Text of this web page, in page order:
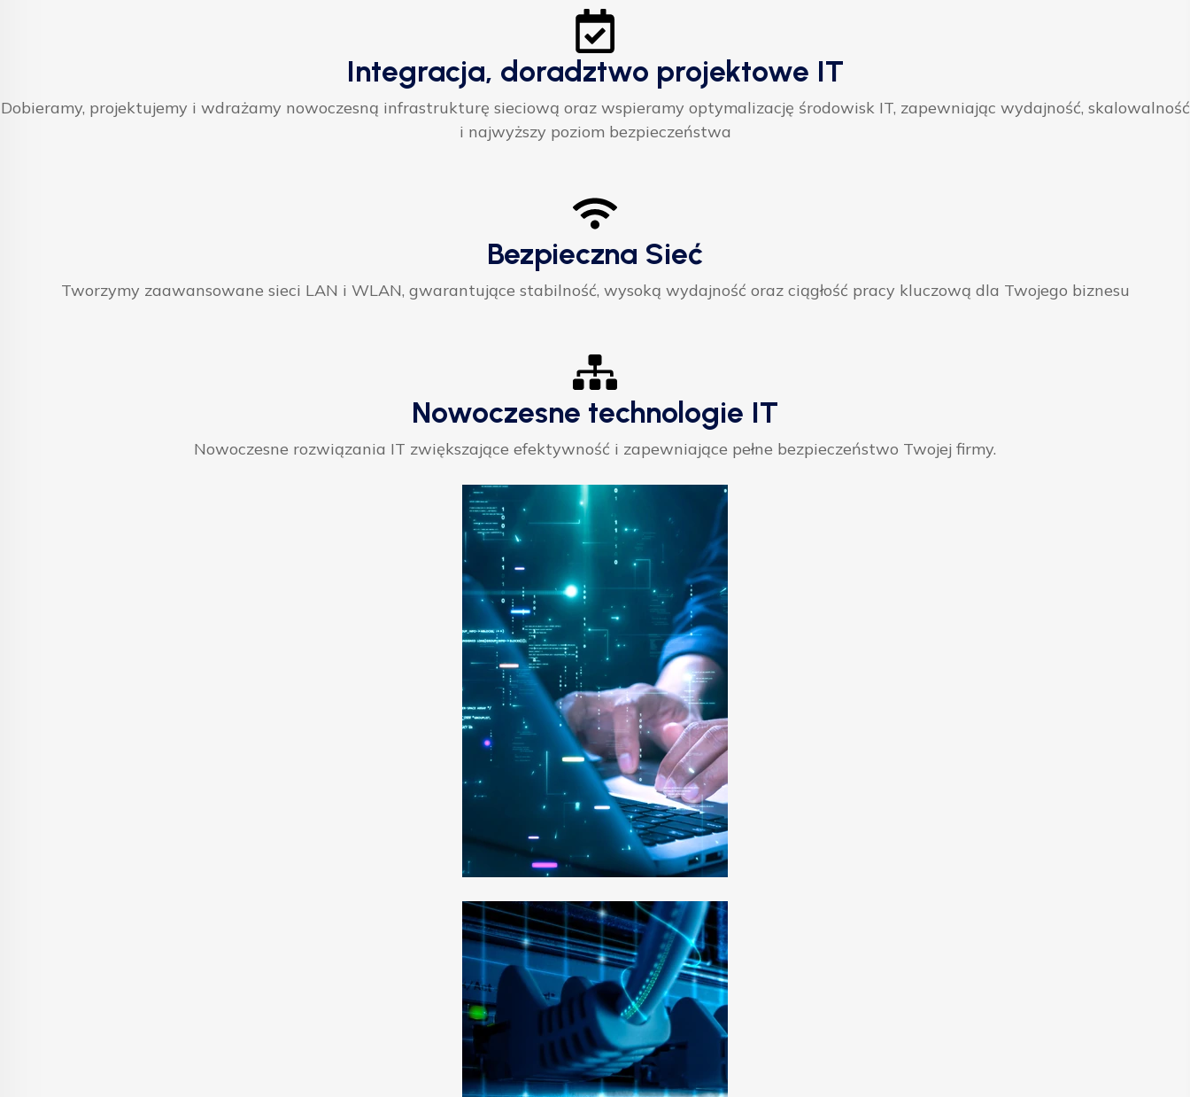
Integracja, doradztwo projektowe IT
Dobieramy, projektujemy i wdrażamy nowoczesną infrastrukturę sieciową oraz wspieramy optymalizację środowisk IT, zapewniając wydajność, skalowalność
i najwyższy poziom bezpieczeństwa
Bezpieczna Sieć
Tworzymy zaawansowane sieci LAN i WLAN, gwarantujące stabilność, wysoką wydajność oraz ciągłość pracy kluczową dla Twojego biznesu
Nowoczesne technologie IT
Nowoczesne rozwiązania IT zwiększające efektywność i zapewniające pełne bezpieczeństwo Twojej firmy.